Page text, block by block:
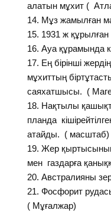
алатын мұхит (
Мұз жамылған
1931 ж
Ауа құрамында
Ең бірінші
мұхиттың
саяхатшысы. (
Нақтылы
планда
атайды. ( масштаб)
Жер
мен газдарға
Австралияны
Фосфорит
( Мұғалжар)